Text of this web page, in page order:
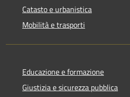
Catasto e urbanistica
Mobilità e trasporti
Educazione e formazione
Giustizia e sicurezza pubblica